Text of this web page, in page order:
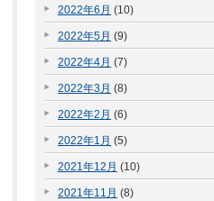
2022年6月 (10)
2022年5月 (9)
2022年4月 (7)
2022年3月 (8)
2022年2月 (6)
2022年1月 (5)
2021年12月 (10)
2021年11月 (8)